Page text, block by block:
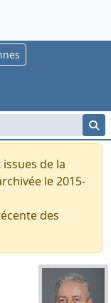
de la
le 2015-
des